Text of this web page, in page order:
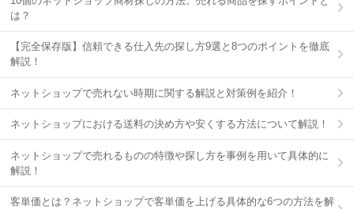
は？
【完全保存版】信頼できる仕入先の探し方9選と8つのポイントを徹底
解説！
ネットショップで売れない時期に関する解説と対策例を紹介！
ネットショップにおける送料の決め方や安くする方法について解説！
ネットショップで売れるものの特徴や探し方を事例を用いて具体的に
解説！
客単価とは？ネットショップで客単価を上げる具体的な6つの方法を解